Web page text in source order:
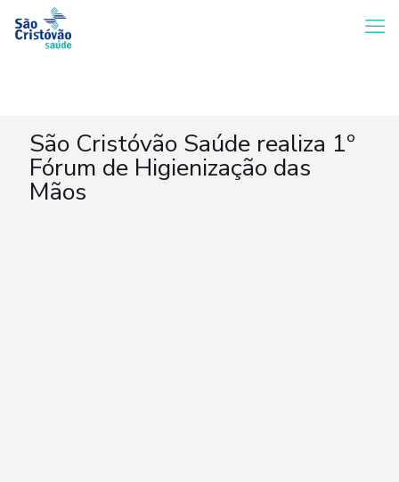
São Cristóvão Saúde realiza 1º
Fórum de Higienização das
Mãos